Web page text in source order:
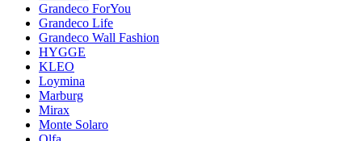
Grandeco ForYou
Grandeco Life
Grandeco Wall Fashion
HYGGE
KLEO
Loymina
Marburg
Mirax
Monte Solaro